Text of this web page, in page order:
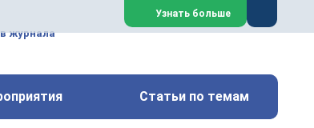
обслуживанием
металлургических
Закрыть
Узнать больше
журнала
Статьи по темам